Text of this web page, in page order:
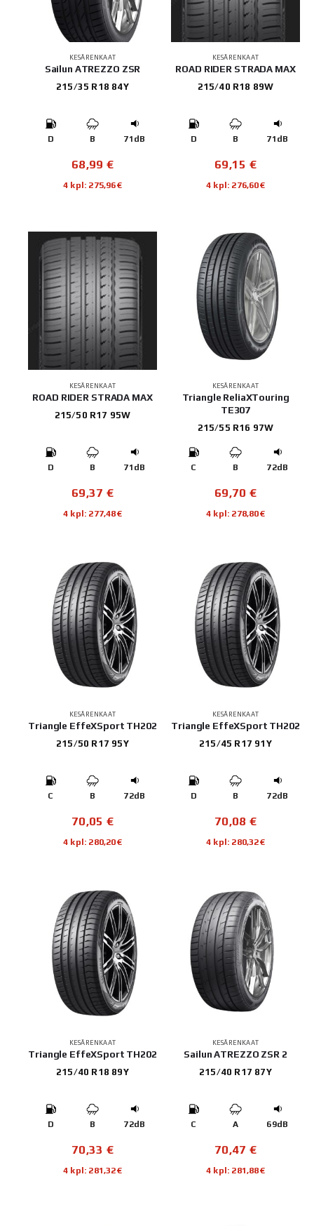
KESÄRENKAAT
Sailun ATREZZO ZSR
215/35 R18 84Y
D B 71dB
68,99 €
4 kpl: 275,96€
KESÄRENKAAT
ROAD RIDER STRADA MAX
215/40 R18 89W
D B 71dB
69,15 €
4 kpl: 276,60€
KESÄRENKAAT
ROAD RIDER STRADA MAX
215/50 R17 95W
D B 71dB
69,37 €
4 kpl: 277,48€
KESÄRENKAAT
Triangle ReliaXTouring
TE307
215/55 R16 97W
C B 72dB
69,70 €
4 kpl: 278,80€
KESÄRENKAAT
Triangle EffeXSport TH202
215/50 R17 95Y
C B 72dB
70,05 €
4 kpl: 280,20€
KESÄRENKAAT
Triangle EffeXSport TH202
215/45 R17 91Y
D B 72dB
70,08 €
4 kpl: 280,32€
KESÄRENKAAT
Triangle EffeXSport TH202
215/40 R18 89Y
D B 72dB
70,33 €
4 kpl: 281,32€
KESÄRENKAAT
Sailun ATREZZO ZSR 2
215/40 R17 87Y
C A 69dB
70,47 €
4 kpl: 281,88€